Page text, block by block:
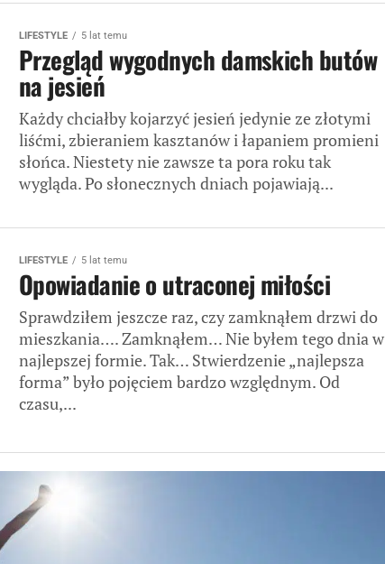
LIFESTYLE 5 lat temu
Przegląd wygodnych damskich butów
na jesień
Każdy chciałby kojarzyć jesień jedynie ze złotymi
liśćmi, zbieraniem kasztanów i łapaniem promieni
słońca. Niestety nie zawsze ta pora roku tak
wygląda. Po słonecznych dniach pojawiają...
LIFESTYLE 5 lat temu
Opowiadanie o utraconej miłości
Sprawdziłem jeszcze raz, czy zamknąłem drzwi do
mieszkania…. Zamknąłem… Nie byłem tego dnia w
najlepszej formie. Tak… Stwierdzenie „najlepsza
forma” było pojęciem bardzo względnym. Od
czasu,...